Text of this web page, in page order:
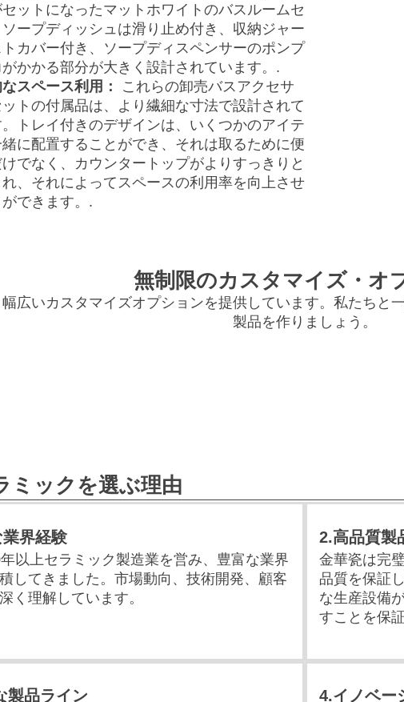
セットになったマットホワイトのバスルームセ
ソープディッシュは滑り止め付き、収納ジャー
カバー付き、ソープディスペンサーのポンプ
かかる部分が大きく設計されています。.
スペース利用： これらの卸売バスアクセサ
ットの付属品は、より繊細な寸法で設計されて
トレイ付きのデザインは、いくつかのアイテ
緒に配置することができ、それは取るために便
でなく、カウンタートップがよりすっきりと
、それによってスペースの利用率を向上させ
できます。.
無制限のカスタマイズ・オ
広いカスタマイズオプションを提供しています。私たちと
製品を作りましょう。
ミックを選ぶ理由
界経験
以上セラミック製造業を営み、豊富な業界
してきました。市場動向、技術開発、顧客
く理解しています。
2.高品質製
金華瓷は完
品質を保証
な生産設備
すことを保
製品ライン 4.イノベー